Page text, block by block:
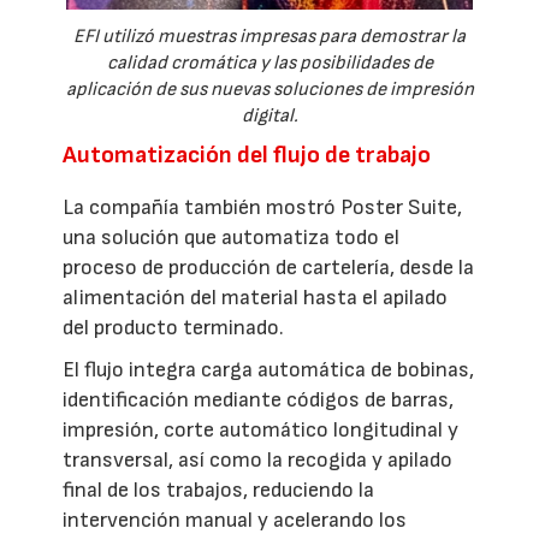
EFI utilizó muestras impresas para demostrar la
calidad cromática y las posibilidades de
aplicación de sus nuevas soluciones de impresión
digital.
Automatización del flujo de trabajo
La compañía también mostró Poster Suite,
una solución que automatiza todo el
proceso de producción de cartelería, desde la
alimentación del material hasta el apilado
del producto terminado.
El flujo integra carga automática de bobinas,
identificación mediante códigos de barras,
impresión, corte automático longitudinal y
transversal, así como la recogida y apilado
final de los trabajos, reduciendo la
intervención manual y acelerando los